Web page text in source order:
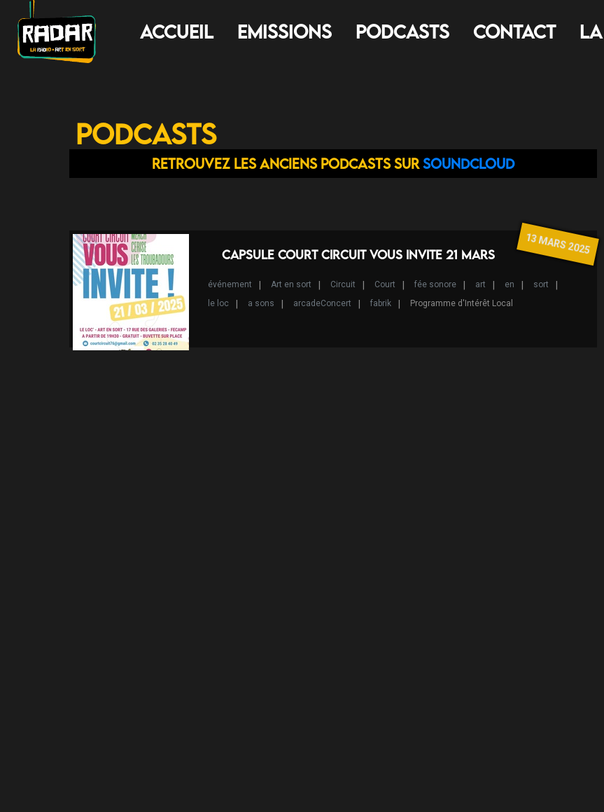
Accueil Emissions Podcasts Contact LA
Podcasts
Retrouvez les anciens podcasts sur Soundcloud
13 MARS 2025
Capsule Court circuit vous invite 21 Mars
événement Art en sort Circuit Court fée sonore art en
sort
le loc
a sons arcadeConcert fabrik Programme d'Intérêt Local